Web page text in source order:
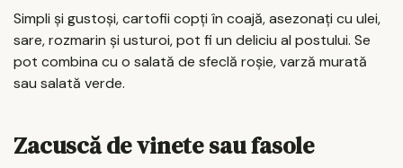
Simpli și gustoși, cartofii copți în coajă, asezonați cu ulei,
sare, rozmarin și usturoi, pot fi un deliciu al postului. Se
pot combina cu o salată de sfeclă roșie, varză murată
sau salată verde.
Zacuscă de vinete sau fasole